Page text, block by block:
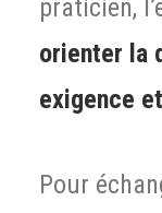
praticien,
orienter la
exigence
Pour